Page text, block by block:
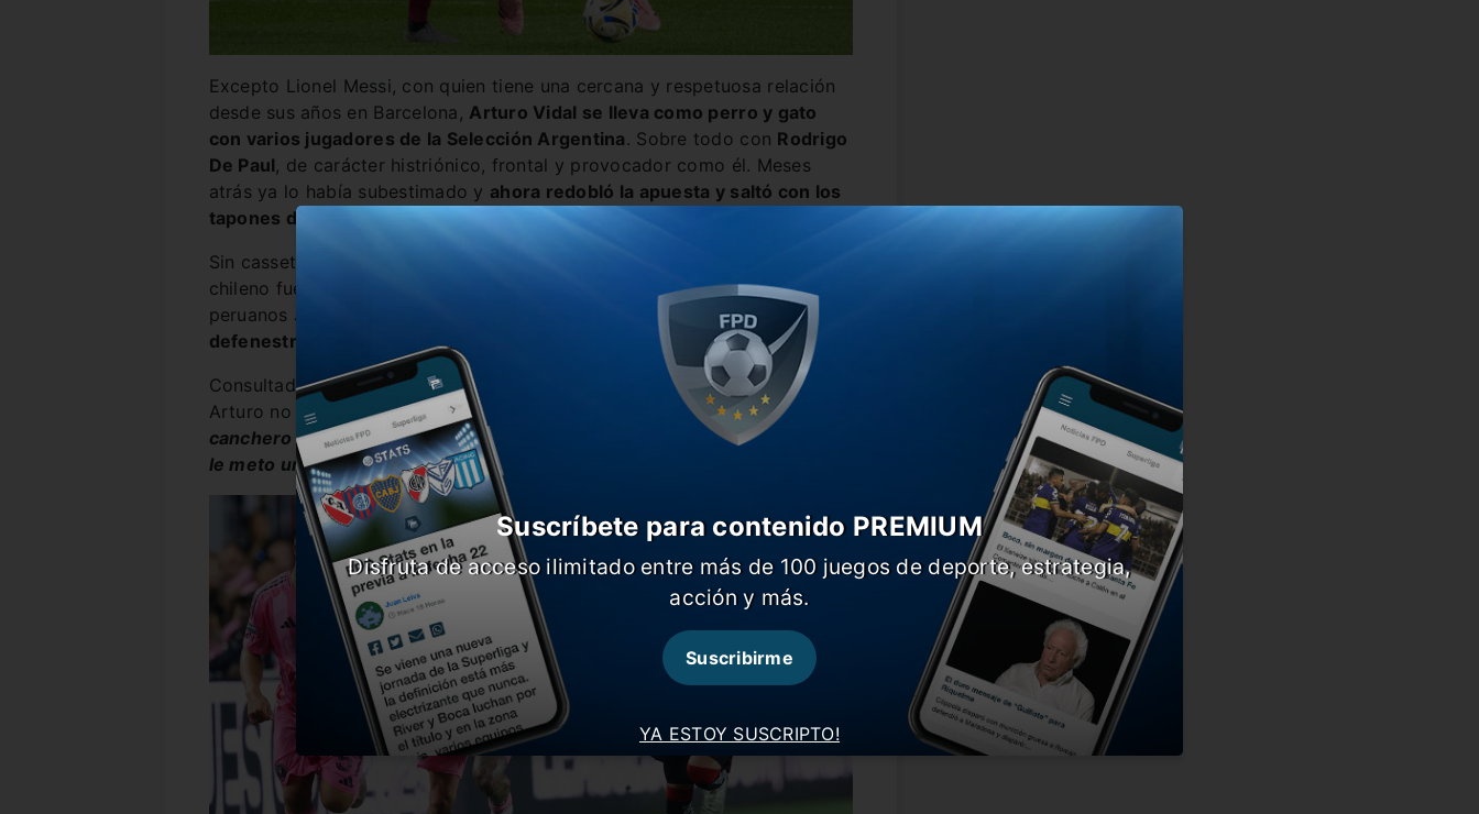
Excepto Lionel Messi, con quien tiene una cercana y respetuosa relación
desde sus años en Barcelona, Arturo Vidal se lleva como perro y gato
con varios jugadores de la Selección Argentina . Sobre todo con Rodrigo
De Paul, de carácter histriónico, frontal y provocador como él. Meses
atrás ya lo había subestimado y ahora redobló la apuesta y saltó con los
tapones de punta.
Sin cassette y con la lengua filosa, el experimentado mediocampista
chileno fue entrevistado en Enfocados, el distendido programa de los
peruanos Jefferson Farfán y Roberto Guizasola,
y no tardó en
defenestrar al
“Motorcito”
Consultado sobre si hay algún futbolista que no le caiga bien, el Rey
Arturo no dudó:
“En el último partido con Argentina, con De Paul. Por
canchero lo tengo ahí”.Y hasta lanzó una fuerte amenza:“Me lo cruzo y
le meto una dura”.
YA ESTOY SUSCRIPTO!
Suscríbete para contenido PREMIUM
Disfruta de acceso ilimitado entre más de 100 juegos de deporte, estrategia,
acción y más.
Suscribirme